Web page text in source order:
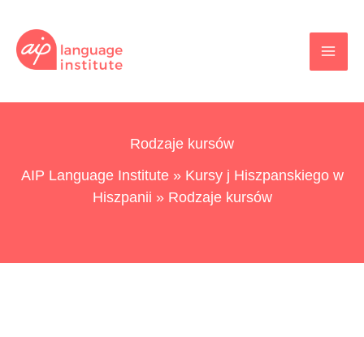
treści
Rodzaje kursów
AIP Language Institute» Kursy j Hiszpanskiego w
Hiszpanii » Rodzaje kursów